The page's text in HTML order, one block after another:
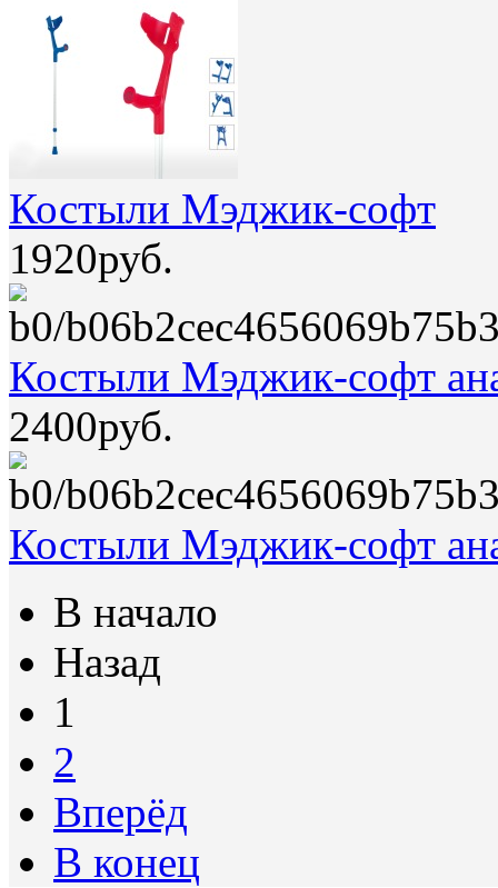
Костыли Мэджик-софт
1920руб.
Костыли Мэджик-софт
2400руб.
Костыли Мэджик-софт
В начало
Назад
1
2
Вперёд
В конец